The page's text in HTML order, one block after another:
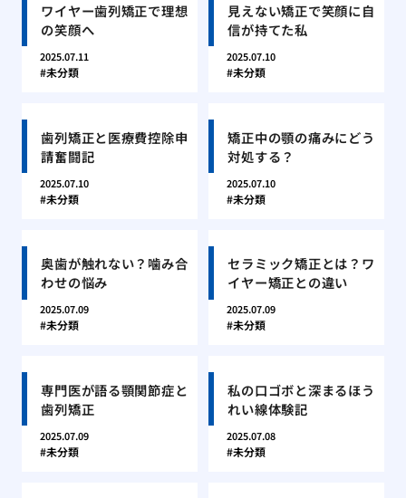
ワイヤー歯列矯正で理想
の笑顔へ
2025.07.11
未分類
見えない矯正で笑顔に自
信が持てた私
2025.07.10
未分類
歯列矯正と医療費控除申
請奮闘記
2025.07.10
未分類
矯正中の顎の痛みにどう
対処する？
2025.07.10
未分類
奥歯が触れない？噛み合
わせの悩み
2025.07.09
未分類
セラミック矯正とは？ワ
イヤー矯正との違い
2025.07.09
未分類
専門医が語る顎関節症と
歯列矯正
2025.07.09
未分類
私の口ゴボと深まるほう
れい線体験記
2025.07.08
未分類